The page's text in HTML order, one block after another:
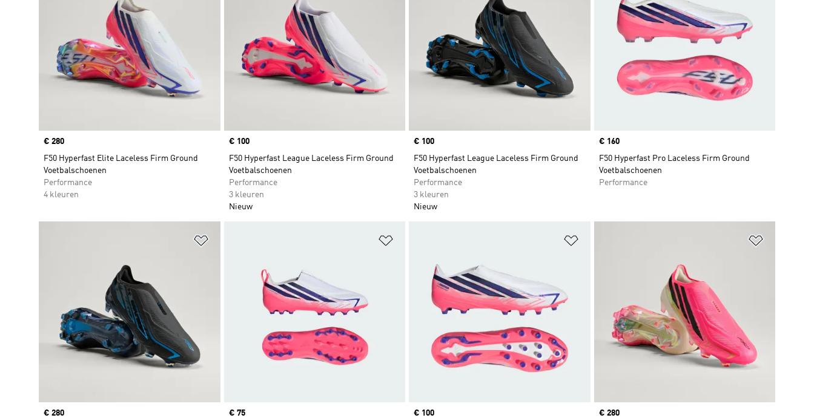
Price
€ 280
F50 Hyperfast Elite Laceless Firm Ground
Voetbalschoenen
Performance
4 kleuren
Price
€ 100
F50 Hyperfast League Laceless Firm Ground
Voetbalschoenen
Performance
3 kleuren
Nieuw
Price
€ 100
F50 Hyperfast League Laceless Firm Ground
Voetbalschoenen
Performance
3 kleuren
Nieuw
Price
€ 160
F50 Hyperfast Pro Laceless Firm Ground
Voetbalschoenen
Performance
Price
€ 280
Price
€ 75
Price
€ 100
Price
€ 280